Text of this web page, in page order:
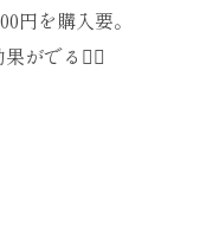
円を購入要。
がでる☝🏻